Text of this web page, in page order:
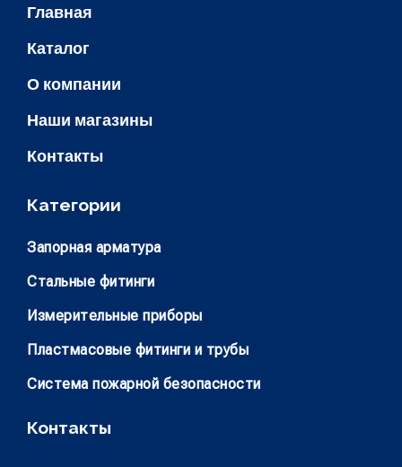
Главная
Каталог
О компании
Наши магазины
Контакты
Категории
Запорная арматура
Стальные фитинги
Измерительные приборы
Пластмасовые фитинги и трубы
Система пожарной безопасности
Контакты